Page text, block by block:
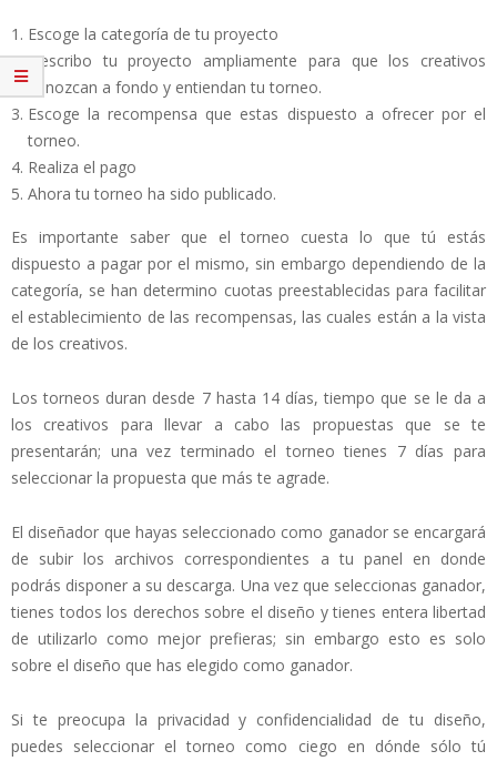
Escoge la categoría de tu proyecto
Describo tu proyecto ampliamente para que los creativos
conozcan a fondo y entiendan tu torneo.
Escoge la recompensa que estas dispuesto a ofrecer por el
torneo.
Realiza el pago
Ahora tu torneo ha sido publicado.
Es importante saber que el torneo cuesta lo que tú estás
dispuesto a pagar por el mismo, sin embargo dependiendo de la
categoría, se han determino cuotas preestablecidas para facilitar
el establecimiento de las recompensas, las cuales están a la vista
de los creativos.
Los torneos duran desde 7 hasta 14 días, tiempo que se le da a
los creativos para llevar a cabo las propuestas que se te
presentarán; una vez terminado el torneo tienes 7 días para
seleccionar la propuesta que más te agrade.
El diseñador que hayas seleccionado como ganador se encargará
de subir los archivos correspondientes a tu panel en donde
podrás disponer a su descarga. Una vez que seleccionas ganador,
tienes todos los derechos sobre el diseño y tienes entera libertad
de utilizarlo como mejor prefieras; sin embargo esto es solo
sobre el diseño que has elegido como ganador.
Si te preocupa la privacidad y confidencialidad de tu diseño,
puedes seleccionar el torneo como ciego en dónde sólo tú